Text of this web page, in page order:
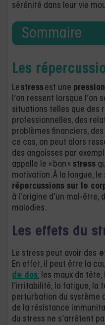
sérénité dans leur vie
Sommaire
Les
Lestressest une
l’on ressent lorsque l’on
situations telles que des
professionnelles, des
problèmes financiers,
ce cas, on peut alors
des angoisses par
appelle le « bon » stress
motivation. À la longue,
répercussions sur le
à l’origine d’un mal-être,
maladies.
Les effets du
Le stress peut avoir des
En effet, il peut être la
de dos, les maux de
l’irritabilité, la fatigue, la
perturbation du système
de la résistance
du stress ne s’arrêtent